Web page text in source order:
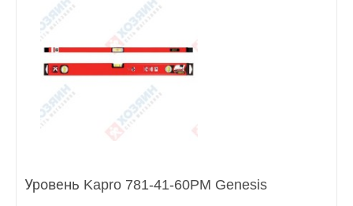
Уровень Kapro 781-41-60PM Genesis